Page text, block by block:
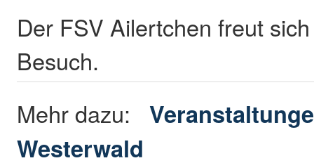
Der FSV Ailertchen freut
Besuch.
Mehr dazu:
Westerwald